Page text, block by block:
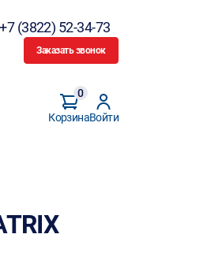
+7 (3822) 52-34-73
Заказать звонок
Корзина
0
Войти